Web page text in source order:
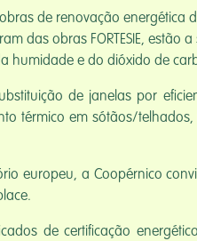
de renovação
das obras FORTESIE,
humidade e do dióxido de
de janelas por
em sótãos/telhados,
europeu, a Coopérnico
de certificação